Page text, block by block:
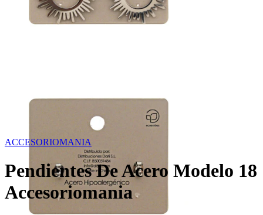
ACCESORIOMANIA
Pendientes De Acero Modelo 18
Accesoriomania